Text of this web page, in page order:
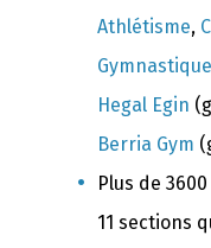
Athlétisme,
Gymnastique
Hegal Egin
Berria Gym
Plus de
11 sections